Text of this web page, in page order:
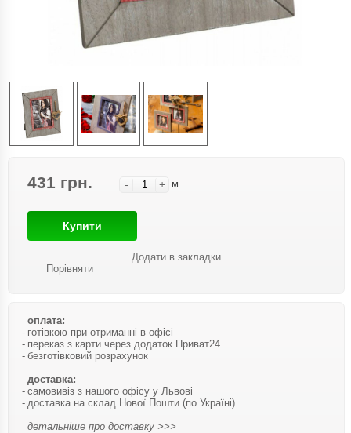
431 грн. - + м
Купити
Порівняти
Додати в закладки
оплата:
готівкою при отриманні в офісі
переказ з карти через додаток Приват24
безготівковий розрахунок
доставка:
самовивіз з нашого офісу у Львові
доставка на склад Нової Пошти (по Україні)
детальніше про доставку >>>